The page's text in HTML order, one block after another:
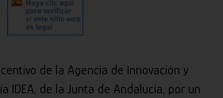
de la Agencia de Innovación y
IDEA, de la Junta de Andalucía, por un